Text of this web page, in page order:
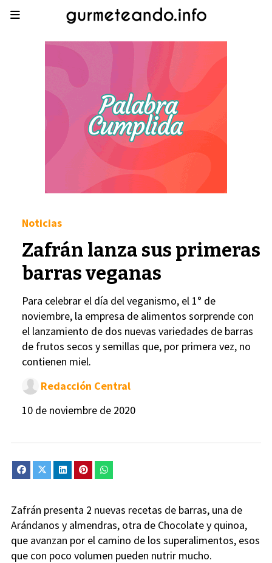
Zafrán lanza sus primeras
barras veganas
Para celebrar el día del veganismo, el 1° de
noviembre, la empresa de alimentos sorprende con
el lanzamiento de dos nuevas variedades de barras
de frutos secos y semillas que, por primera vez, no
contienen miel.
Noticias
10 de noviembre de 2020
Redacción Central
Zafrán presenta 2 nuevas recetas de barras, una de
Arándanos y almendras, otra de Chocolate y quinoa,
que avanzan por el camino de los superalimentos, esos
que con poco volumen pueden nutrir mucho.